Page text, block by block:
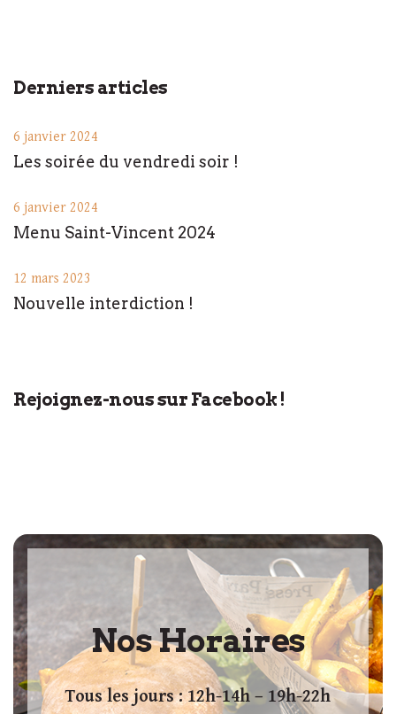
Derniers articles
6 janvier 2024
Les soirée du vendredi soir !
6 janvier 2024
Menu Saint-Vincent 2024
12 mars 2023
Nouvelle interdiction !
Rejoignez-nous sur Facebook !
Nos Horaires
Tous les jours : 12h-14h – 19h-22h